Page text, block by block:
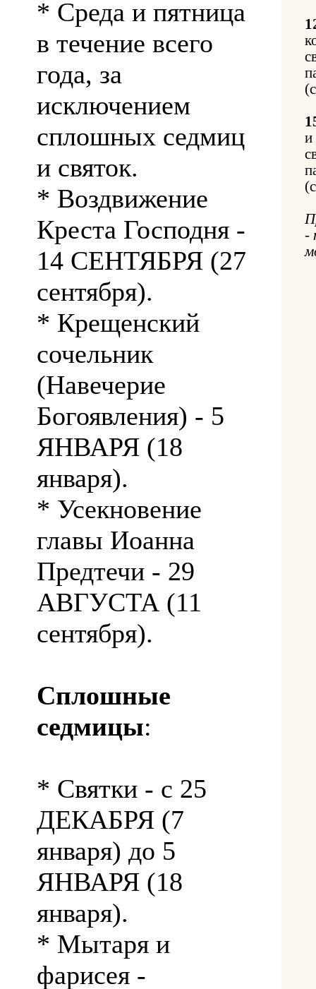
* Среда и пятница
в течение всего
года, за
исключением
сплошных седмиц
и святок.
* Воздвижение
Креста Господня -
14 СЕНТЯБРЯ (27
сентября).
* Крещенский
сочельник
(Навечерие
Богоявления) - 5
ЯНВАРЯ (18
января).
* Усекновение
главы Иоанна
Предтечи - 29
АВГУСТА (11
сентября).
Сплошные
седмицы:
* Святки - с 25
ДЕКАБРЯ (7
января) до 5
ЯНВАРЯ (18
января).
* Мытаря и
фарисея -
и
-